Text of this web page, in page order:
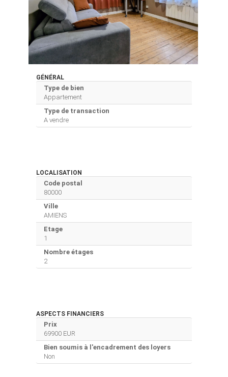
GÉNÉRAL
Type de bien
Appartement
Type de transaction
A vendre
LOCALISATION
Code postal
80000
Ville
AMIENS
Etage
1
Nombre étages
2
ASPECTS FINANCIERS
Prix
69900 EUR
Bien soumis à l'encadrement des loyers
Non